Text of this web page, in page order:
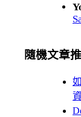
隨機文章